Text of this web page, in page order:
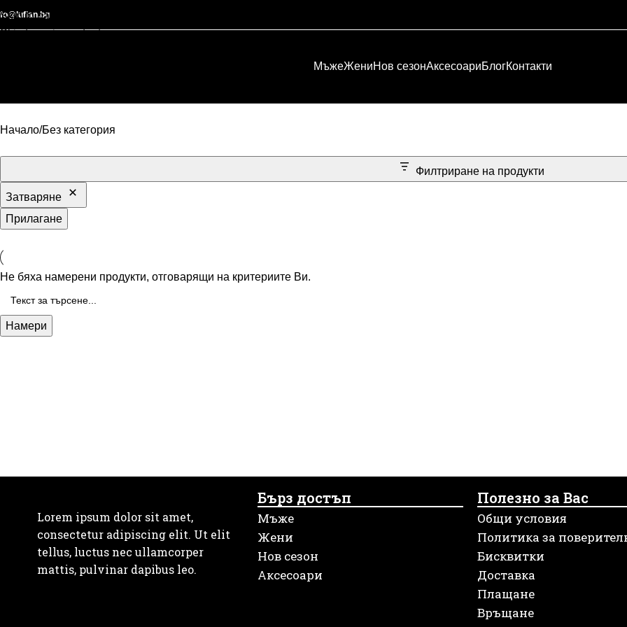
Skip to navigation
Skip to main content
МъжеЖениНов сезонАксесоариБлогКонтакти
Начало Без категория
Филтриране на продукти
Затваряне
Прилагане
Не бяха намерени продукти, отговарящи на критериите Ви.
Намери
Lorem ipsum dolor sit amet,
consectetur adipiscing elit. Ut elit
tellus, luctus nec ullamcorper
mattis, pulvinar dapibus leo.
Бърз достъп
Мъже
Жени
Нов сезон
Аксесоари
Полезно за Вас
Общи условия
Политика за
Бисквитки
Доставка
Плащане
Връщане